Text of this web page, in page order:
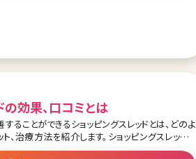
効果、口コミとは
ことができるショッピングスレッドとは、どのよ
治療方法を紹介します。ショッピングスレッドを